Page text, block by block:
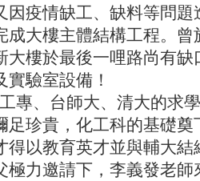
因疫情缺工、缺料等問題
成大樓主體結構工程。曾
大樓於最後一哩路尚有缺
驗室設備！
、台師大、清大的求
足珍貴，化工科的基礎奠
得以教育英才並與輔大
極力邀請下，李義發老師